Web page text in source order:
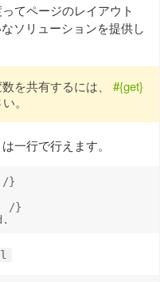
てページのレイアウト
ソリューションを提供し
を共有するには、 #{get}
。
一行で行えます。
/}
/}